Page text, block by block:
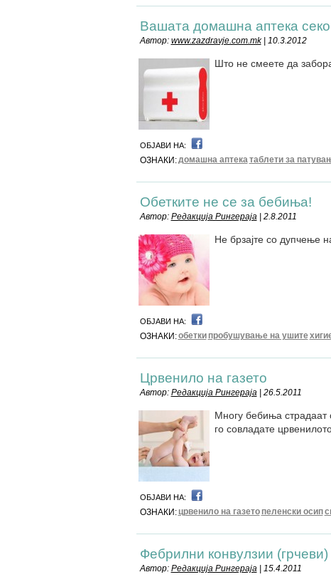
Вашата домашна аптека
Автор: www.zazdravje.com.mk| 10.3.2012
Што не смеете да
ОБЈАВИ НА:
ОЗНАКИ:домашна аптекатаблети за
Обетките не се за бебиња!
Автор: Редакција Рингераја| 2.8.2011
Не брзајте со дупчење
ОБЈАВИ НА:
ОЗНАКИ:обетки пробушување на ушите
Црвенило на газето
Автор: Редакција Рингераја| 26.5.2011
Многу бебиња
го совладате
ОБЈАВИ НА:
ОЗНАКИ: црвенило на газето пеленски осип
Фебрилни конвулзии (грчеви)
Автор: Редакција Рингераја| 15.4.2011